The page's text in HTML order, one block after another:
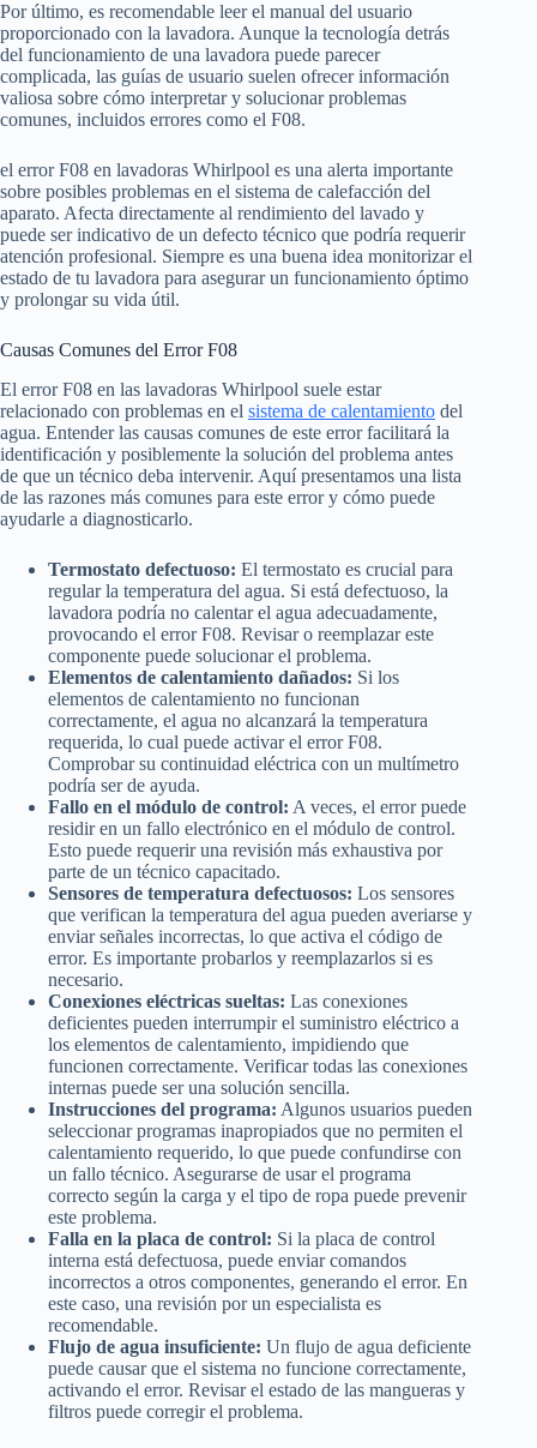
Por último, es recomendable leer el manual del usuario
proporcionado con la lavadora. Aunque la tecnología detrás
del funcionamiento de una lavadora puede parecer
complicada, las guías de usuario suelen ofrecer información
valiosa sobre cómo interpretar y solucionar problemas
comunes, incluidos errores como el F08.
el error F08 en lavadoras Whirlpool es una alerta importante
sobre posibles problemas en el sistema de calefacción del
aparato. Afecta directamente al rendimiento del lavado y
puede ser indicativo de un defecto técnico que podría requerir
atención profesional. Siempre es una buena idea monitorizar el
estado de tu lavadora para asegurar un funcionamiento óptimo
y prolongar su vida útil.
Causas Comunes del Error F08
El error F08 en las lavadoras Whirlpool suele estar
relacionado con problemas en el sistema de calentamiento del
agua. Entender las causas comunes de este error facilitará la
identificación y posiblemente la solución del problema antes
de que un técnico deba intervenir. Aquí presentamos una lista
de las razones más comunes para este error y cómo puede
ayudarle a diagnosticarlo.
Termostato defectuoso: El termostato es crucial para
regular la temperatura del agua. Si está defectuoso, la
lavadora podría no calentar el agua adecuadamente,
provocando el error F08. Revisar o reemplazar este
componente puede solucionar el problema.
Elementos de calentamiento dañados: Si los
elementos de calentamiento no funcionan
correctamente, el agua no alcanzará la temperatura
requerida, lo cual puede activar el error F08.
Comprobar su continuidad eléctrica con un multímetro
podría ser de ayuda.
Fallo en el módulo de control: A veces, el error puede
residir en un fallo electrónico en el módulo de control.
Esto puede requerir una revisión más exhaustiva por
parte de un técnico capacitado.
Sensores de temperatura defectuosos: Los sensores
que verifican la temperatura del agua pueden averiarse y
enviar señales incorrectas, lo que activa el código de
error. Es importante probarlos y reemplazarlos si es
necesario.
Conexiones eléctricas sueltas: Las conexiones
deficientes pueden interrumpir el suministro eléctrico a
los elementos de calentamiento, impidiendo que
funcionen correctamente. Verificar todas las conexiones
internas puede ser una solución sencilla.
Instrucciones del programa: Algunos usuarios pueden
seleccionar programas inapropiados que no permiten el
calentamiento requerido, lo que puede confundirse con
un fallo técnico. Asegurarse de usar el programa
correcto según la carga y el tipo de ropa puede prevenir
este problema.
Falla en la placa de control: Si la placa de control
interna está defectuosa, puede enviar comandos
incorrectos a otros componentes, generando el error. En
este caso, una revisión por un especialista es
recomendable.
Flujo de agua insuficiente: Un flujo de agua deficiente
puede causar que el sistema no funcione correctamente,
activando el error. Revisar el estado de las mangueras y
filtros puede corregir el problema.